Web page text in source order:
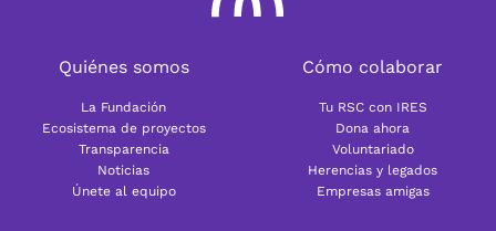
Quiénes somos
La Fundación
Ecosistema de proyectos
Transparencia
Noticias
Únete al equipo
Cómo colaborar
Tu RSC con IRES
Dona ahora
Voluntariado
Herencias y legados
Empresas amigas